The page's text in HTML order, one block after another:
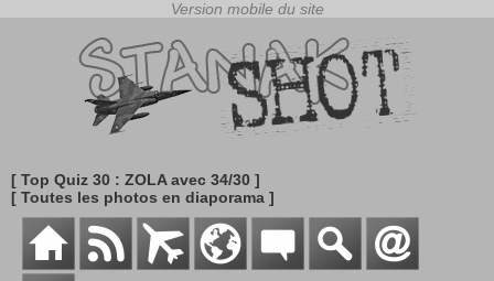
[ Top Quiz 30 : ZOLA avec 34/30 ]
[ Toutes les photos en diaporama ]